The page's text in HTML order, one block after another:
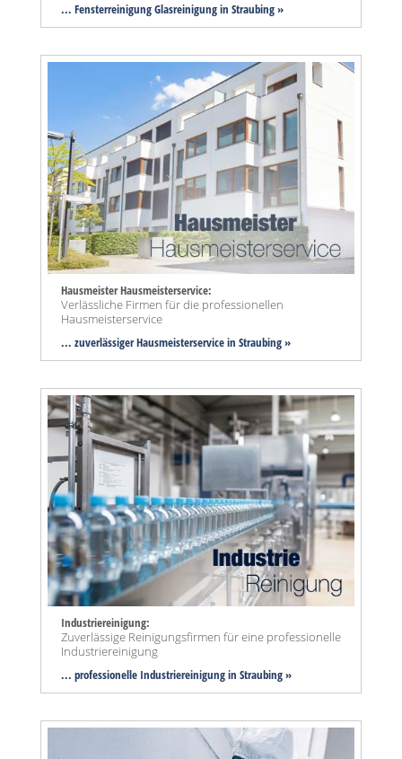
... Fensterreinigung Glasreinigung in Straubing »
Hausmeister Hausmeisterservice:
Verlässliche Firmen für die professionellen
Hausmeisterservice
... zuverlässiger Hausmeisterservice in Straubing »
Industriereinigung:
Zuverlässige Reinigungsfirmen für eine professionelle
Industriereinigung
... professionelle Industriereinigung in Straubing »